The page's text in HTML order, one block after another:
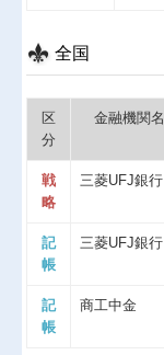
全国
区
分
金融機関名
戦
略
三菱UFJ銀行
記
帳
三菱UFJ銀行
記
帳
商工中金